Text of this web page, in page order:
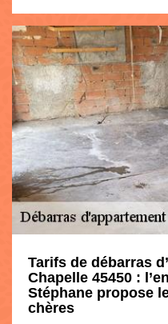
Tarifs de débarras
Chapelle 45450 :
Stéphane propose
chères